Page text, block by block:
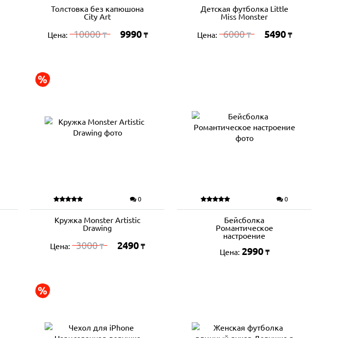
Толстовка без капюшона
City Art
Цена: 10000₸ 9990 ₸
Детская футболка Little
Miss Monster
Цена: 6000₸ 5490 ₸
0
Кружка Monster Artistic
Drawing
Цена: 3000₸ 2490 ₸
0
Бейсболка
Романтическое
настроение
Цена: 2990 ₸